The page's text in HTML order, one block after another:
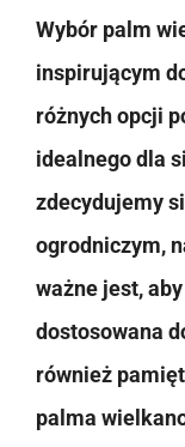
Wybór palm
inspirującym
różnych opcji
idealnego dla
zdecydujemy
ogrodniczym,
ważne jest,
dostosowana
również
palma